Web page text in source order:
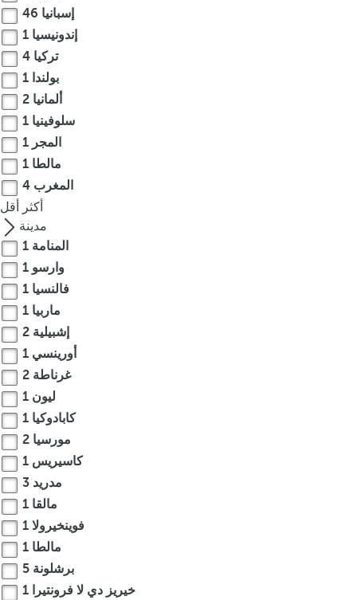
s
t
o
t
h
e
f
i
s
o
p
t
i
o
n
.
A
t
e
r
e
n
t
e
r
n
g
إسبانيا 46
إندونيسيا 1
تركيا 4
بولندا 1
ألمانيا 2
سلوفينيا 1
المجر 1
مالطا 1
المغرب 4
أكثر
أقل
مدينة
المنامة 1
وارسو 1
فالنسيا 1
ماربيا 1
إشبيلية 2
أورينسي 1
غرناطة 2
ليون 1
كابادوكيا 1
مورسيا 2
كاسيريس 1
مدريد 3
مالقا 1
فوينخيرولا 1
مالطا 1
برشلونة 5
خيريز دي لا فرونتيرا 1